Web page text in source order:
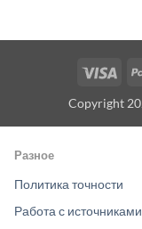
Visa
Copyright
Разное
Политика точности
Работа с источниками